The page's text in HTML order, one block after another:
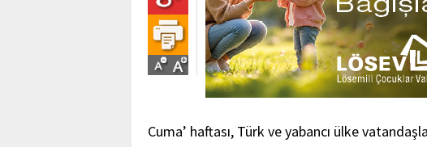
Cuma’ haftası, Türk ve yabancı ülke